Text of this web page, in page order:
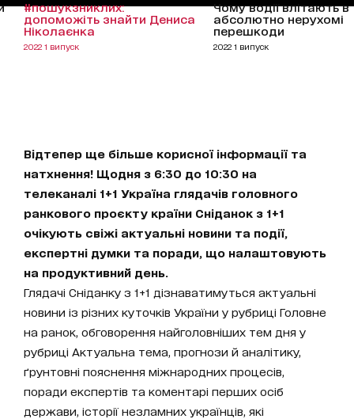
#пошукзниклих:
допоможіть знайти Дениса
Ніколаєнка
2022 1 випуск
Чому водії влітають в
абсолютно нерухомі
перешкоди
2022 1 випуск
Відтепер ще більше корисної інформації та
натхнення! Щодня з 6:30 до 10:30 на
телеканалі 1+1 Україна глядачів головного
ранкового проєкту країни Сніданок з 1+1
очікують свіжі актуальні новини та події,
експертні думки та поради, що налаштовують
на продуктивний день.
Глядачі Сніданку з 1+1 дізнаватимуться актуальні
новини із різних куточків України у рубриці Головне
на ранок, обговорення найголовніших тем дня у
рубриці Актуальна тема, прогнози й аналітику,
ґрунтовні пояснення міжнародних процесів,
поради експертів та коментарі перших осіб
держави, історії незламних українців, які